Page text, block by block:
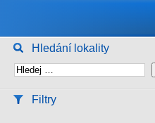
Hledání lokality
Filtry